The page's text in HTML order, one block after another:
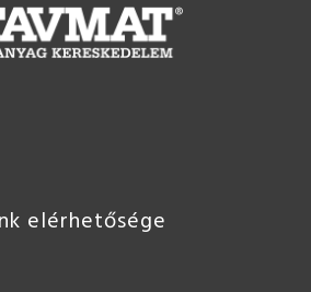
elérhetősége